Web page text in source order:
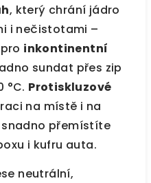
, který chrání jádro
i nečistotami –
inkontinentní
sundat přes zip
°C. Protiskluzové
na místě i na
snadno přemístíte
i kufru auta.
neutrální,